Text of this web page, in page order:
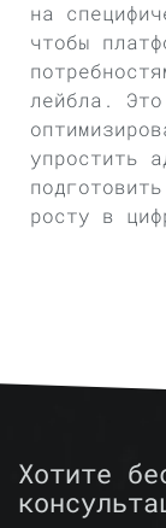
на
чтобы
лейбла. Это
упростить
росту в
Хотите